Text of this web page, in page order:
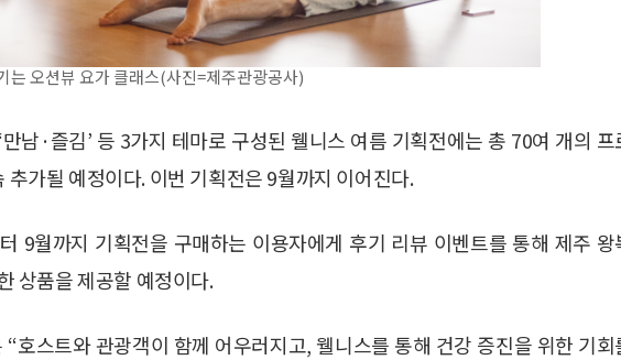
는 오션뷰 요가 클래스(사진=제주관광공사)
‘만남·즐김’ 등 3가지 테마로 구성된 웰니스 여름 기획전에는 총 70여 개의 프
가될 예정이다. 이번 기획전은 9월까지 이어진다.
9월까지 기획전을 구매하는 이용자에게 후기 리뷰 이벤트를 통해 제주 왕
상품을 제공할 예정이다.
호스트와 관광객이 함께 어우러지고, 웰니스를 통해 건강 증진을 위한 기회